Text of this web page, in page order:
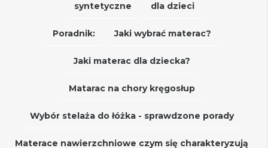
syntetyczne dla dzieci
Poradnik: Jaki wybrać materac?
Jaki materac dla dziecka?
Matarac na chory kręgosłup
Wybór stelaża do łóżka - sprawdzone porady
Materace nawierzchniowe czym się charakteryzują